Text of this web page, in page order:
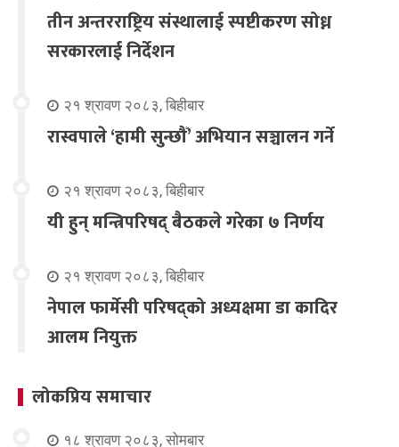
तीन अन्तरराष्ट्रिय संस्थालाई स्पष्टीकरण सोध्न
सरकारलाई निर्देशन
२१ श्रावण २०८३, बिहीबार
रास्वपाले ‘हामी सुन्छौँ’ अभियान सञ्चालन गर्ने
२१ श्रावण २०८३, बिहीबार
यी हुन् मन्त्रिपरिषद् बैठकले गरेका ७ निर्णय
२१ श्रावण २०८३, बिहीबार
नेपाल फार्मेसी परिषद्को अध्यक्षमा डा कादिर
आलम नियुक्त
लोकप्रिय समाचार
१८ श्रावण २०८३, सोमबार